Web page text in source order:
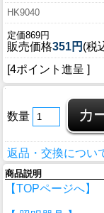
HK9040
定価869円
販売価格351円 (税
[4ポイント進呈 ]
数量
返品・交換につい
商品説明
【TOPページへ】